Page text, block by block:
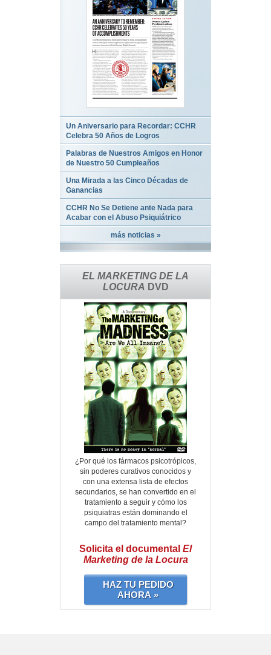
Un Aniversario para Recordar: CCHR
Celebra 50 Años de Logros
Palabras de Nuestros Amigos en Honor
de Nuestro 50 Cumpleaños
Una Mirada a las Cinco Décadas de
Ganancias
CCHR No Se Detiene ante Nada para
Acabar con el Abuso Psiquiátrico
más noticias »
EL MARKETING DE LA
LOCURA DVD
¿Por qué los fármacos psicotrópicos,
sin poderes curativos conocidos y
con una extensa lista de efectos
secundarios, se han convertido en el
tratamiento a seguir y cómo los
psiquiatras están dominando el
campo del tratamiento mental?
Solicita el documental El
Marketing de la Locura
HAZ TU PEDIDO
AHORA »